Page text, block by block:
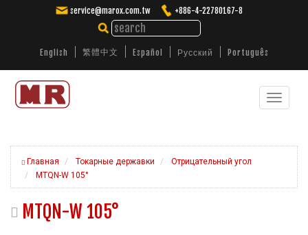
service@marox.com.tw +886-4-22780167-8
English 繁體中文 Español Русский Português
Toggle
Главная Токарные державки
Отрицательный угол
MTQN-W 105°
MTQN-W 105°